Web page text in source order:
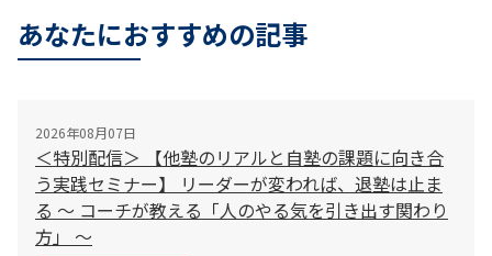
あなたにおすすめの記事
2026年08月07日
＜特別配信＞ 【他塾のリアルと自塾の課題に向き合
う実践セミナー】 リーダーが変われば、退塾は止ま
る 〜 コーチが教える「人のやる気を引き出す関わり
方」 〜